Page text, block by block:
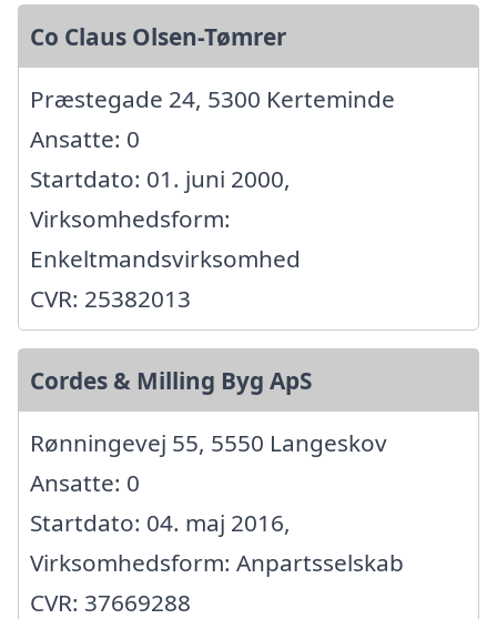
Co Claus Olsen-Tømrer
Præstegade 24, 5300 Kerteminde
Ansatte: 0
Startdato: 01. juni 2000,
Virksomhedsform:
Enkeltmandsvirksomhed
CVR: 25382013
Cordes & Milling Byg ApS
Rønningevej 55, 5550 Langeskov
Ansatte: 0
Startdato: 04. maj 2016,
Virksomhedsform: Anpartsselskab
CVR: 37669288